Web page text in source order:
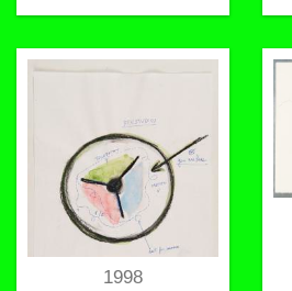
1998